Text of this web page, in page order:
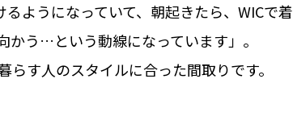
ようになっていて、朝起きたら、WICで着
かう…という動線になっています」。
す人のスタイルに合った間取りです。